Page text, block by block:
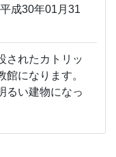
成30年01月31
されたカトリッ
館になります。
るい建物になっ